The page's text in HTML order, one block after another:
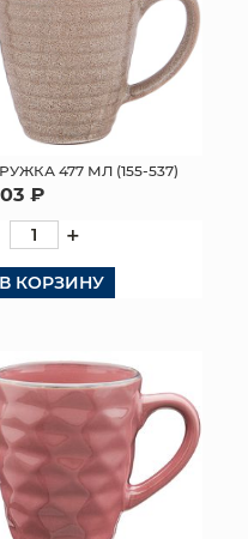
ЦВЕТЫ
КАРТЫ
477 МЛ (155-537)
₽
+
В КОРЗИНУ